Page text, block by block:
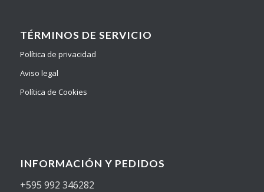
TÉRMINOS DE SERVICIO
Política de privacidad
Aviso legal
Política de Cookies
INFORMACIÓN Y PEDIDOS
+595 992 346282